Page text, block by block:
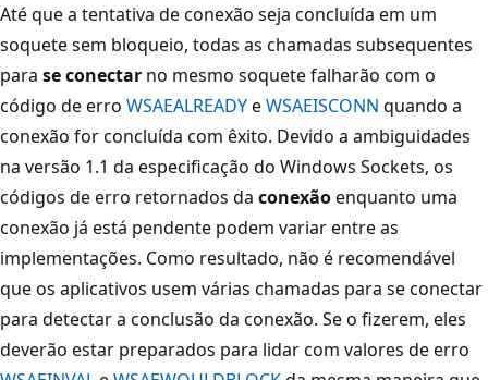
Até que a tentativa de conexão seja concluída em um
soquete sem bloqueio, todas as chamadas subsequentes
para se conectar no mesmo soquete falharão com o
código de erro WSAEALREADYeWSAEISCONN quando a
conexão for concluída com êxito. Devido a ambiguidades
na versão 1.1 da especificação do Windows Sockets, os
códigos de erro retornados da conexãoenquanto uma
conexão já está pendente podem variar entre as
implementações. Como resultado, não é recomendável
que os aplicativos usem várias chamadas para se conectar
para detectar a conclusão da conexão. Se o fizerem, eles
deverão estar preparados para lidar com valores de erro